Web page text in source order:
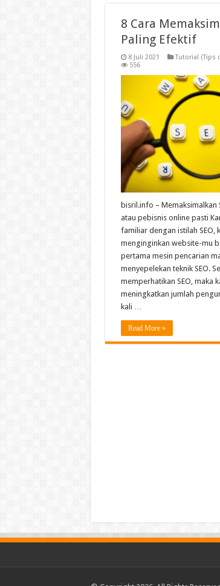
8 Cara
Paling Efektif
8 Juli 2021 Tutorial (Tips
556
bisril.info – Memaksimalkan
atau pebisnis online pasti
familiar dengan istilah SEO,
menginginkan website-mu
pertama mesin pencarian
menyepelekan teknik SEO.
memperhatikan SEO, maka
meningkatkan jumlah
kali …
Read More »